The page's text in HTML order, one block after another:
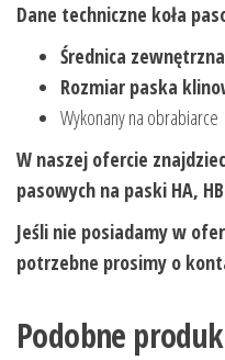
Dane techniczne koła
Średnica
Rozmiar paska
Wykonany na obrabiarce
W naszej ofercie
pasowych na paski HA,
Jeśli nie posiadamy w
potrzebne prosimy o
Podobne